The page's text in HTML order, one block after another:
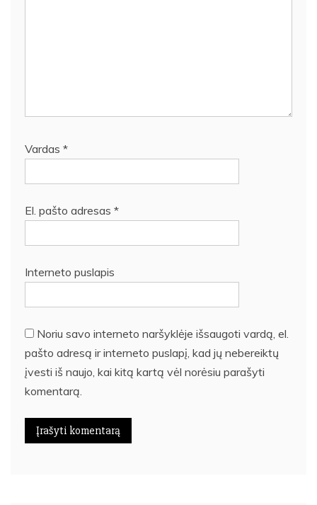
Vardas *
El. pašto adresas *
Interneto puslapis
Noriu savo interneto naršyklėje išsaugoti vardą, el.
pašto adresą ir interneto puslapį, kad jų nebereiktų
įvesti iš naujo, kai kitą kartą vėl norėsiu parašyti
komentarą.